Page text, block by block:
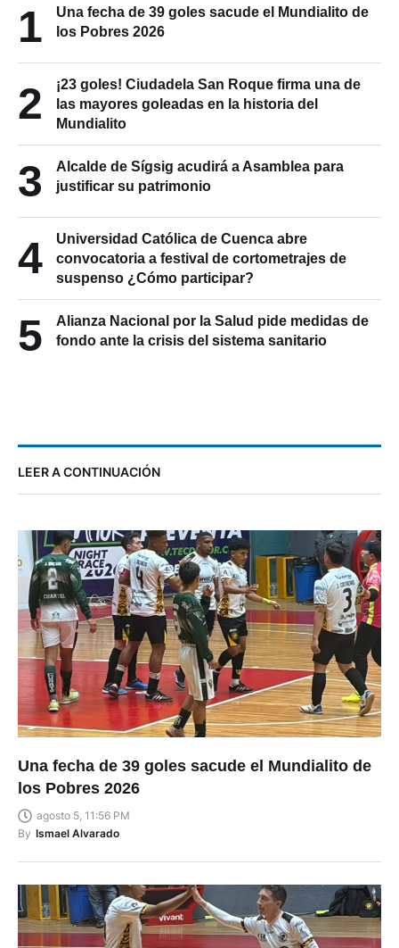
1
Una fecha de 39 goles sacude el Mundialito de
los Pobres 2026
2
¡23 goles! Ciudadela San Roque firma una de
las mayores goleadas en la historia del
Mundialito
3
Alcalde de Sígsig acudirá a Asamblea para
justificar su patrimonio
4
Universidad Católica de Cuenca abre
convocatoria a festival de cortometrajes de
suspenso ¿Cómo participar?
5
Alianza Nacional por la Salud pide medidas de
fondo ante la crisis del sistema sanitario
LEER A CONTINUACIÓN
Una fecha de 39 goles sacude el Mundialito de
los Pobres 2026
agosto 5, 11:56 PM
By Ismael Alvarado